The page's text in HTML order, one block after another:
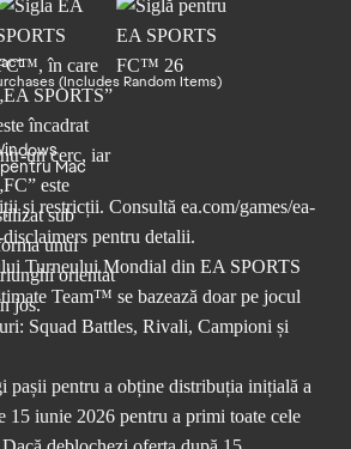
(Includes Random Items)
Mac
și restricții. Consultă ea.com/games/ea-
pentru detalii.
Turneului Mondial din EA SPORTS
Team™ se bazează doar pe jocul
Squad Battles, Rivali, Campioni și
pașii pentru a obține distribuția inițială a
15 iunie 2026 pentru a primi toate cele